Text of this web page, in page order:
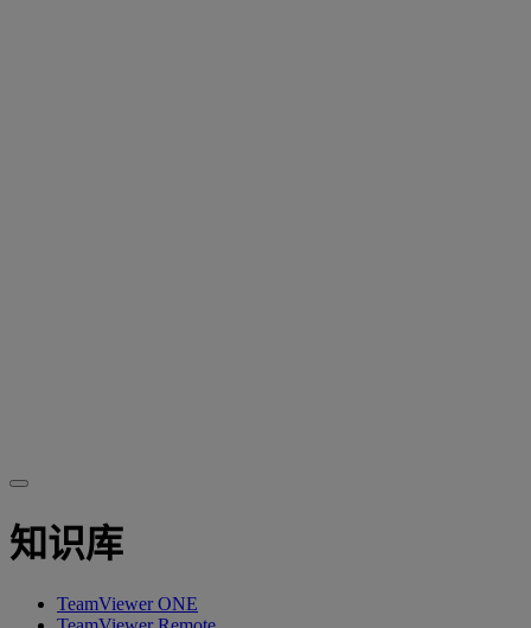
知识库
TeamViewer ONE